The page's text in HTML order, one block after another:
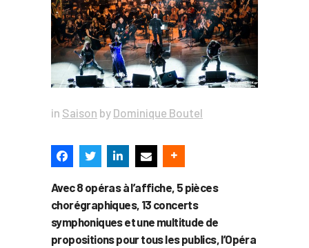
in Saison by Dominique Boutel
Avec 8 opéras à l’affiche, 5 pièces
chorégraphiques, 13 concerts
symphoniques et une multitude de
propositions pour tous les publics, l’Opéra